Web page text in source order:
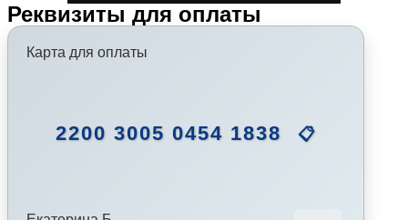
Реквизиты для оплаты
Карта для оплаты
2200 3005 0454 1838 📋